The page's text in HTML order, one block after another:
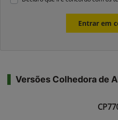
Entrar em
Versões Colhedora de